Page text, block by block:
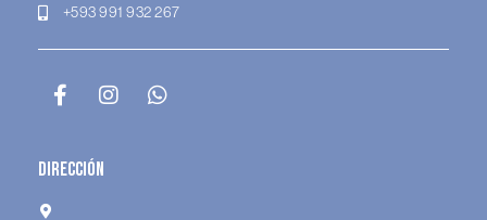
+593 991 932 267
Dirección